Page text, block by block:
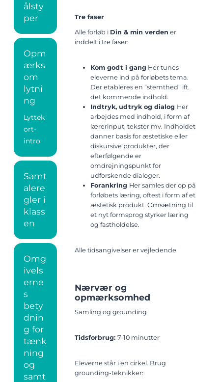
ålsty
per
Opm
ærks
om
lytni
ng
Lyttek
ort-
intro
Samt
alere
gler i
klass
en
Omg
ivels
erne
s
bety
dnin
g for
tænk
ning
og
samt
Tre faser
Alle forløb i Din & min verden er
inddelt i tre faser:
Kom godt i gang Her tunes
eleverne ind på forløbets tema.
Der etableres en ”stemthed” ift.
det kommende indhold.
Indtryk, udtryk og dialog Her
arbejdes med indhold, i form af
lærerinput, tekster mv. Indholdet
danner basis for æstetiske eller
diskursive produkter, der
efterfølgende er
omdrejningspunkt for
udforskende dialoger.
Forankring Her samles der op på
forløbets læring, oftest i form af et
æstetisk produkt. Omsætning til
et nyt formsprog styrker læring
og fastholdelse.
Alle tidsangivelser er vejledende
Nærvær og
opmærksomhed
Samling og grounding
Tidsforbrug: 7-10 minutter
Eleverne står i en cirkel. Brug
grounding-teknikker: